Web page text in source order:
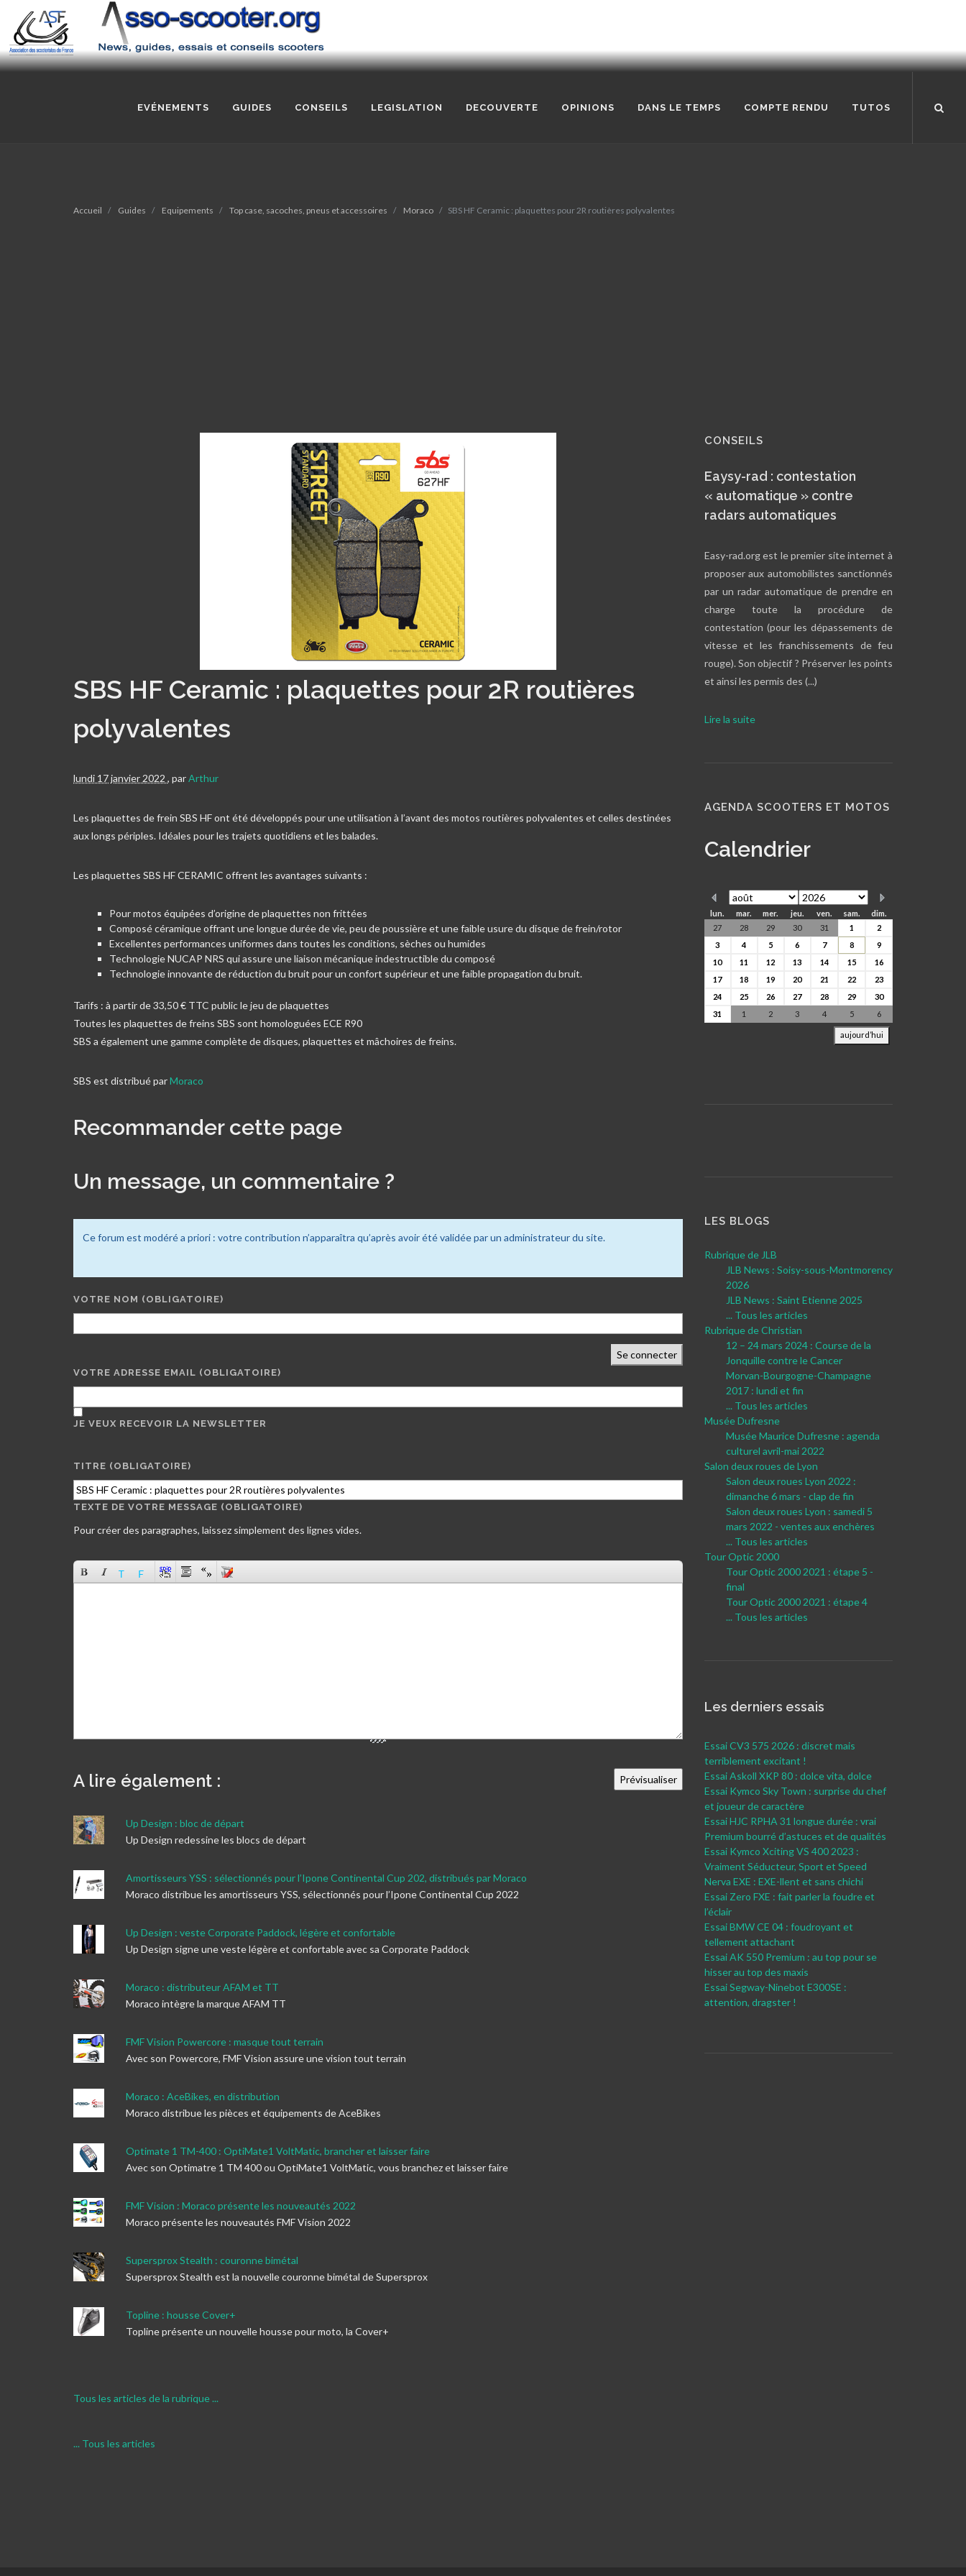
EVÉNEMENTS GUIDES CONSEILS LEGISLATION DECOUVERTE OPINIONS DANS LE TEMPS COMPTE RENDU TUTOS
Accueil Guides Equipements Top case, sacoches, pneus et accessoires Moraco SBS HF Ceramic : plaquettes pour 2R routières polyvalentes
SBS HF Ceramic : plaquettes pour 2R routières
polyvalentes
lundi 17 janvier 2022 , parArthur
Les plaquettes de frein SBS HF ont été développés pour une utilisation à l’avant des motos routières polyvalentes et celles destinées
aux longs périples. Idéales pour les trajets quotidiens et les balades.
Les plaquettes SBS HF CERAMIC offrent les avantages suivants :
Pour motos équipées d’origine de plaquettes non frittées
Composé céramique offrant une longue durée de vie, peu de poussière et une faible usure du disque de frein/rotor
Excellentes performances uniformes dans toutes les conditions, sèches ou humides
Technologie NUCAP NRS qui assure une liaison mécanique indestructible du composé
Technologie innovante de réduction du bruit pour un confort supérieur et une faible propagation du bruit.
Tarifs : à partir de 33,50 € TTC public le jeu de plaquettes
Toutes les plaquettes de freins SBS sont homologuées ECE R90
SBS a également une gamme complète de disques, plaquettes et mâchoires de freins.
SBS est distribué parMoraco
Recommander cette page
Un message, un commentaire ?
Ce forum est modéré a priori : votre contribution n’apparaîtra qu’après avoir été validée par un administrateur du site.
VOTRE NOM (OBLIGATOIRE)
Se connecter
VOTRE ADRESSE EMAIL (OBLIGATOIRE)
JE VEUX RECEVOIR LA NEWSLETTER
TITRE (OBLIGATOIRE)
TEXTE DE VOTRE MESSAGE (OBLIGATOIRE)
Pour créer des paragraphes, laissez simplement des lignes vides.
A lire également :
Up Design : bloc de départ
Up Design redessine les blocs de départ
Amortisseurs YSS : sélectionnés pour l’Ipone Continental Cup 202, distribués par Moraco
Moraco distribue les amortisseurs YSS, sélectionnés pour l’Ipone Continental Cup 2022
Up Design : veste Corporate Paddock, légère et confortable
Up Design signe une veste légère et confortable avec sa Corporate Paddock
Moraco : distributeur AFAM et TT
Moraco intègre la marque AFAM TT
FMF Vision Powercore : masque tout terrain
Avec son Powercore, FMF Vision assure une vision tout terrain
Moraco : AceBikes, en distribution
Moraco distribue les pièces et équipements de AceBikes
Optimate 1 TM-400 : OptiMate1 VoltMatic, brancher et laisser faire
Avec son Optimatre 1 TM 400 ou OptiMate1 VoltMatic, vous branchez et laisser faire
FMF Vision : Moraco présente les nouveautés 2022
Moraco présente les nouveautés FMF Vision 2022
Supersprox Stealth : couronne bimétal
Supersprox Stealth est la nouvelle couronne bimétal de Supersprox
Topline : housse Cover+
Topline présente un nouvelle housse pour moto, la Cover+
Tous les articles de la rubrique ...
... Tous les articles
CONSEILS
Eaysy-rad : contestation
« automatique » contre
radars automatiques
Easy-rad.org est le premier site internet à
proposer aux automobilistes sanctionnés
par un radar automatique de prendre en
charge toute la procédure de
contestation (pour les dépassements de
vitesse et les franchissements de feu
rouge). Son objectif ? Préserver les points
et ainsi les permis des (...)
Lire la suite
AGENDA SCOOTERS ET MOTOS
Calendrier
lun. mar. mer. jeu. ven. sam.
dim.
27
28 29 30 31 1
2
3
4 5 6 7 8
9
10
11 12 13 14 15
16
17
18 19 20 21 22
23
24
25 26 27 28 29
30
31
1 2 3 4 5 6
aujourd’hui
LES BLOGS
Rubrique de JLB
JLB News : Soisy-sous-Montmorency
2026
JLB News : Saint Etienne 2025
... Tous les articles
Rubrique de Christian
12 – 24 mars 2024 : Course de la
Jonquille contre le Cancer
Morvan-Bourgogne-Champagne
2017 : lundi et fin
... Tous les articles
Musée Dufresne
Musée Maurice Dufresne : agenda
culturel avril-mai 2022
Salon deux roues de Lyon
Salon deux roues Lyon 2022 :
dimanche 6 mars - clap de fin
Salon deux roues Lyon : samedi 5
mars 2022 - ventes aux enchères
... Tous les articles
Tour Optic 2000
Tour Optic 2000 2021 : étape 5 -
final
Tour Optic 2000 2021 : étape 4
... Tous les articles
Les derniers essais
Essai CV3 575 2026 : discret mais
terriblement excitant !
Essai Askoll XKP 80 : dolce vita, dolce
Essai Kymco Sky Town : surprise du chef
et joueur de caractère
Essai HJC RPHA 31 longue durée : vrai
Premium bourré d’astuces et de qualités
Essai Kymco Xciting VS 400 2023 :
Vraiment Séducteur, Sport et Speed
Nerva EXE : EXE-llent et sans chichi
Essai Zero FXE : fait parler la foudre et
l’éclair
Essai BMW CE 04 : foudroyant et
tellement attachant
Essai AK 550 Premium : au top pour se
hisser au top des maxis
Essai Segway-Ninebot E300SE :
attention, dragster !